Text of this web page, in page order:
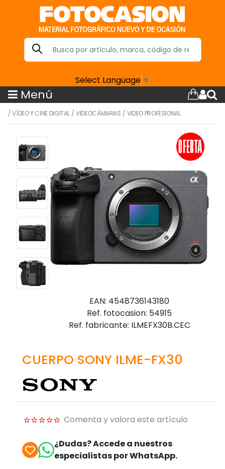
Select Language ▼
Menú
/VÍDEO Y CINE DIGITAL /VIDEOCÁMARAS / VIDEO PROFESIONAL
EAN: 4548736143180
Ref. fotocasion: 54915
Ref. fabricante: ILMEFX30B.CEC
CUERPO SONY ILME-FX30
Comenta y valora este artículo
¿Dudas? Accede a nuestros
especialistas por WhatsApp.